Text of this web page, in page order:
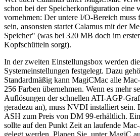
schon bei der Speicherkonfiguration eine
vornehmen: Der untere I/O-Bereich muss
sein, ansonsten startet Calamus mit der
Speicher" (was bei 320 MB doch im
Kopfschütteln sorgt).
In der zweiten Einstellungsbox werden
Systemeinstellungen festgelegt. Dazu
Standardmäßig kann MagiCMac alle
256 Farben übernehmen. Wenn es mehr
Auflösungen der schnellen ATI-AGP-
geradezu an), muss NVDI installiert sein.
ASH zum Preis von DM 99-erhältlich.
sollte auf den Punkt Zeit an laufende
gelegt werden. Planen Sie, unter MagiC